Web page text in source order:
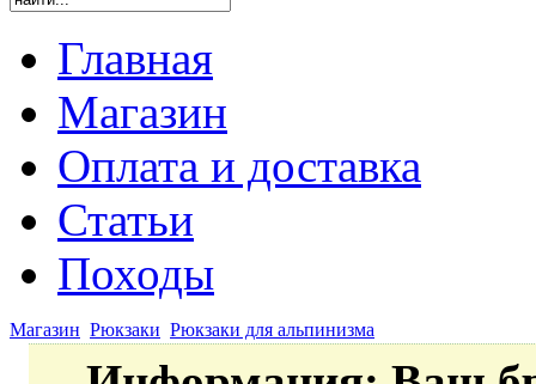
Главная
Магазин
Оплата и доставка
Статьи
Походы
Магазин Рюкзаки Рюкзаки для альпинизма